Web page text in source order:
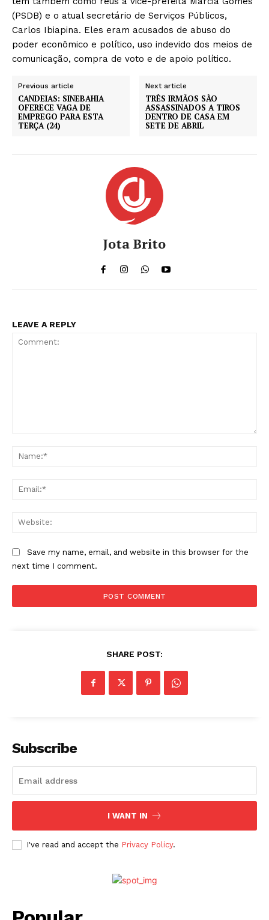
(PSDB) e o atual secretário de Serviços Públicos,
Carlos Ibiapina. Eles eram acusados de abuso do
poder econômico e político, uso indevido dos meios de
comunicação, compra de voto e de apoio político.
Previous article
CANDEIAS: SINEBAHIA
OFERECE VAGA DE
EMPREGO PARA ESTA
TERÇA (24)
Next article
TRÊS IRMÃOS SÃO
ASSASSINADOS A TIROS
DENTRO DE CASA EM
SETE DE ABRIL
Jota Brito
LEAVE A REPLY
Save my name, email, and website in this browser for the
next time I comment.
SHARE POST:
Subscribe
I WANT IN
I've read and accept the Privacy Policy.